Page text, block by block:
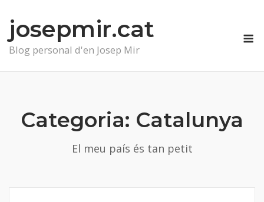
content
josepmir.cat
Blog personal d'en Josep Mir
Categoria: Catalunya
El meu país és tan petit